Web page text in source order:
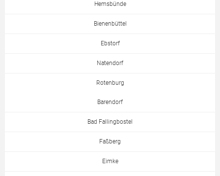
Hemsbünde
Bienenbüttel
Ebstorf
Natendorf
Rotenburg
Barendorf
Bad Fallingbostel
Faßberg
Eimke